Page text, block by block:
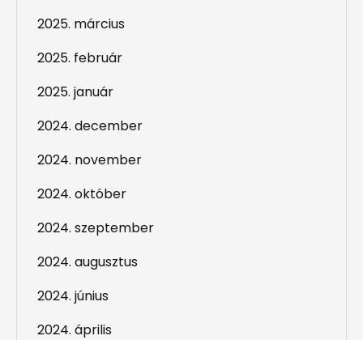
2025. március
2025. február
2025. január
2024. december
2024. november
2024. október
2024. szeptember
2024. augusztus
2024. június
2024. április